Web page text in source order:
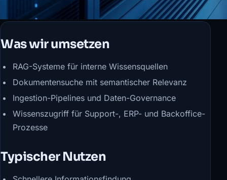
Was wir umsetzen
RAG-Systeme für interne Wissensquellen
Dokumentensuche mit semantischer Relevanz
Ingestion-Pipelines und Daten-Governance
Wissenszugriff für Support-, ERP- und Backoffice-
Prozesse
Typischer Nutzen